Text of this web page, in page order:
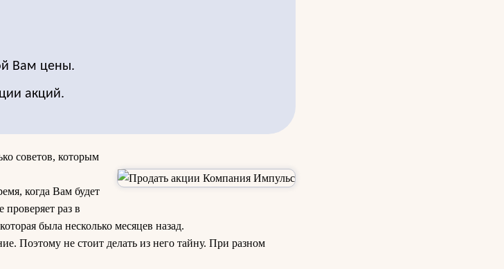
Вам цены.
акций.
советов, которым
когда Вам будет
проверяет раз в
была несколько месяцев назад.
Поэтому не стоит делать из него тайну. При разном